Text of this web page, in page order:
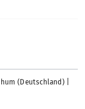
(Deutschland) |